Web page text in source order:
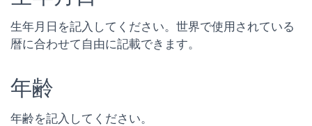
生年月日を記入してください。世界で使用されている
暦に合わせて自由に記載できます。
年齢
年齢を記入してください。